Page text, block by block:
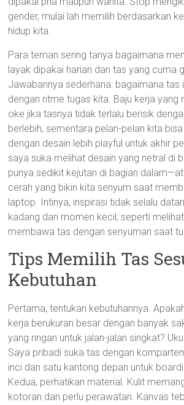
gender, mulai lah memilih berdasarkan
hidup kita.
Para teman sering tanya bagaimana
layak dipakai harian dan tas yang cuma
Jawabannya sederhana: bagaimana tas
dengan ritme tugas kita. Baju kerja yang
oke jika tasnya tidak terlalu berisik
berlebih, sementara pelan-pelan kita
dengan desain lebih playful untuk akhir
saya suka melihat desain yang netral di
punya sedikit kejutan di bagian
cerah yang bikin kita senyum saat
laptop. Intinya, inspirasi tidak selalu
kadang dari momen kecil, seperti
membawa tas dengan senyuman saat
Tips Memilih Tas
Kebutuhan
Pertama, tentukan kebutuhannya.
kerja berukuran besar dengan banyak
yang ringan untuk jalan-jalan singkat?
Saya pribadi suka tas dengan
inci dan satu kantong depan untuk
Kedua, perhatikan material. Kulit
kotoran dan perlu perawatan. Kanvas